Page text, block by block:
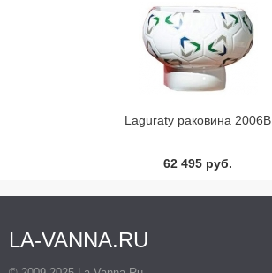
Laguraty раковина 2006В
62 495 руб.
LA-VANNA.RU